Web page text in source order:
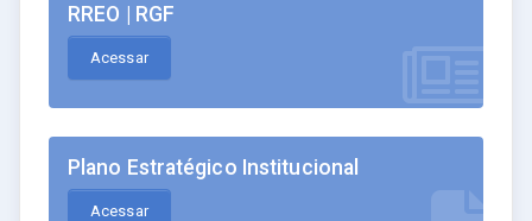
RREO | RGF
Acessar
Plano Estratégico Institucional
Acessar